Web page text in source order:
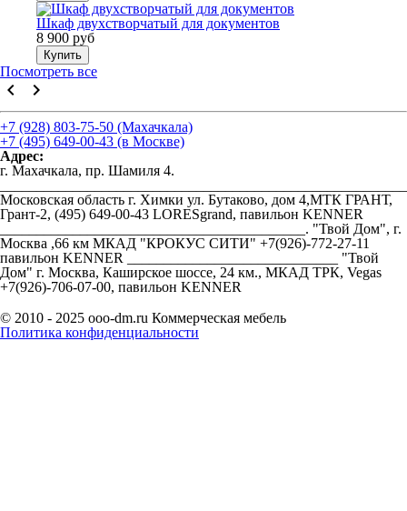
Шкаф двухстворчатый для документов
8 900 руб
Купить
Посмотреть все
keyboard_arrow_left keyboard_arrow_right
+7 (928) 803-75-50 (Махачкала)
+7 (495) 649-00-43 (в Москве)
Адрес:
г. Махачкала, пр. Шамиля 4.
Московская область г. Химки ул. Бутаково, дом 4,МТК ГРАНТ,
Грант-2, (495) 649-00-43 LORESgrand, павильон KENNER
__________________________________________. "Твой Дом", г.
Москва ,66 км МКАД "КРОКУС СИТИ" +7(926)-772-27-11
павильон KENNER _____________________________ "Твой
Дом" г. Москва, Каширское шоссе, 24 км., МКАД ТРК, Vegas
+7(926)-706-07-00, павильон KENNER
© 2010 - 2025 ooo-dm.ru Коммерческая мебель
Политика конфиденциальности